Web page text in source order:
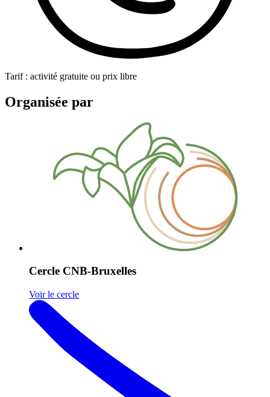
Tarif : activité gratuite ou prix libre
Organisée par
Cercle CNB-Bruxelles
Voir le cercle